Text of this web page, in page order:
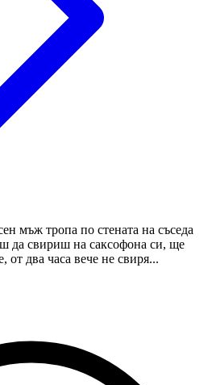
мъж тропа по стената на съседа
да свириш на саксофона си, ще
от два часа вече не свиря...